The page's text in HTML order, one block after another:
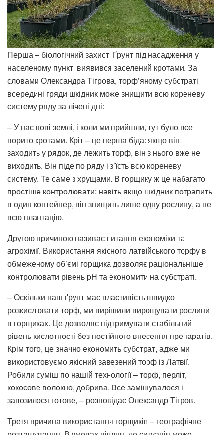
Перша – біологічний захист. Ґрунт під насадження у
населеному пункті виявився заселений кротами. За
словами Олександра Тігрова, торф’яному субстраті
всередині гряди шкідник може знищити всю кореневу
систему ряду за лічені дні:
– У нас нові землі, і коли ми прийшли, тут було все
порито кротами. Кріт – це перша біда: якщо він
заходить у рядок, де лежить торф, він з нього вже не
виходить. Він піде по ряду і з’їсть всю кореневу
систему. Те саме з хрущами. В горщику ж це набагато
простіше контролювати: навіть якщо шкідник потрапить
в один контейнер, він знищить лише одну рослину, а не
всю плантацію.
Другою причиною називає питання економіки та
агрохімії. Використання якісного латвійського торфу в
обмеженому об’ємі горщика дозволяє раціональніше
контролювати рівень pH та економити на субстраті.
– Оскільки наш ґрунт має властивість швидко
розкислювати торф, ми вирішили вирощувати рослини
в горщиках. Це дозволяє підтримувати стабільний
рівень кислотності без постійного внесення препаратів.
Крім того, це значно економить субстрат, адже ми
використовуємо якісний завезений торф із Латвії.
Робили суміш по нашій технології – торф, перліт,
кокосове волокно, добрива. Все замішувалося і
завозилося готове, – розповідає Олександр Тігров.
Третя причина використання горщиків – географічне